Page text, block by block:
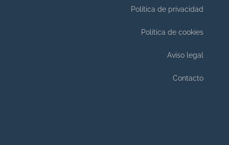
Política de privacidad
Política de cookies
Aviso legal
Contacto